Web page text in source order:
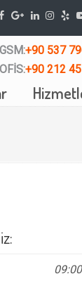
GSM:+90 537
OFİS:+90 212